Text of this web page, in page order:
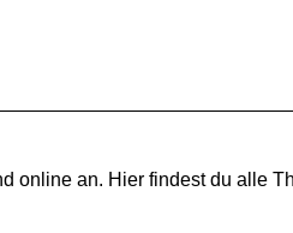
online an. Hier findest du alle